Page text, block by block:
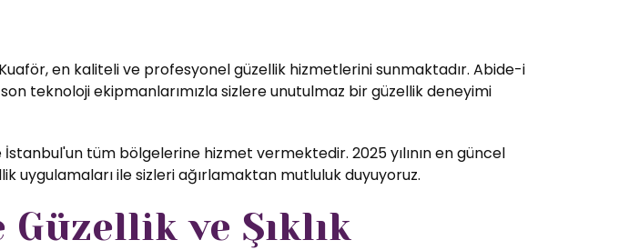
en kaliteli ve profesyonel güzellik hizmetlerini sunmaktadır. Abide-i
teknoloji ekipmanlarımızla sizlere unutulmaz bir güzellik deneyimi
tüm bölgelerine hizmet vermektedir. 2025 yılının en güncel
uygulamaları ile sizleri ağırlamaktan mutluluk duyuyoruz.
ve Şıklık